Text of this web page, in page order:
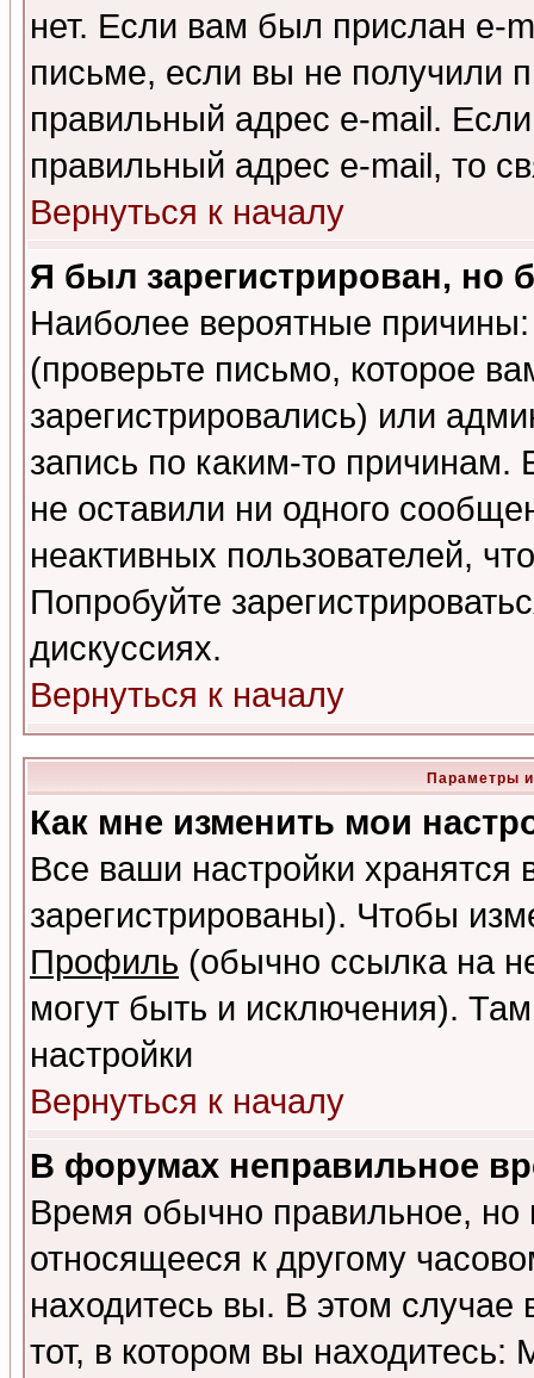
нет. Если вам был прислан e-
письме, если вы не получили
правильный адрес e-mail.
правильный адрес e-mail, то
Вернуться к началу
Я был зарегистрирован, но
Наиболее вероятные
(проверьте письмо, которое
зарегистрировались) или
запись по каким-то
не оставили ни одного
неактивных пользователей,
Попробуйте
дискуссиях.
Вернуться к началу
Параметры
Как мне изменить мои
Все ваши настройки
зарегистрированы). Чтобы
Профиль (обычно ссылка на
могут быть и исключения).
настройки
Вернуться к началу
В форумах неправильное
Время обычно правильное,
относящееся к другому
находитесь вы. В этом
тот, в котором вы